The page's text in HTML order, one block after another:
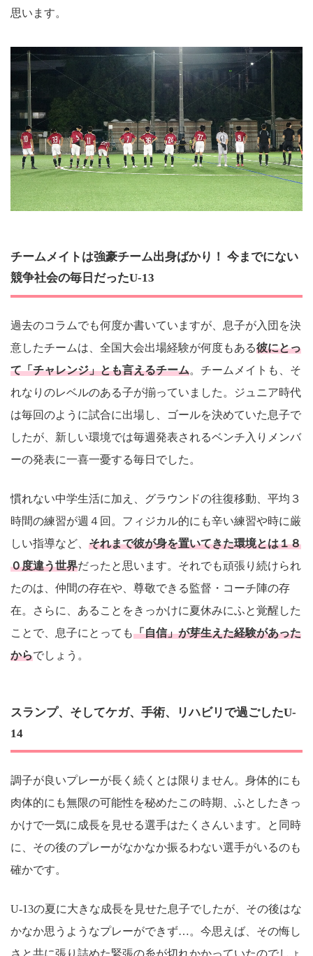
思います。
チームメイトは強豪チーム出身ばかり！ 今までにない
競争社会の毎日だったU-13
過去のコラムでも何度か書いていますが、息子が入団を決
意したチームは、全国大会出場経験が何度もある彼にとっ
て「チャレンジ」とも言えるチーム。チームメイトも、そ
れなりのレベルのある子が揃っていました。ジュニア時代
は毎回のように試合に出場し、ゴールを決めていた息子で
したが、新しい環境では毎週発表されるベンチ入りメンバ
ーの発表に一喜一憂する毎日でした。
慣れない中学生活に加え、グラウンドの往復移動、平均３
時間の練習が週４回。フィジカル的にも辛い練習や時に厳
しい指導など、 それまで彼が身を置いてきた環境とは１８
０度違う世界だったと思います。それでも頑張り続けられ
たのは、仲間の存在や、尊敬できる監督・コーチ陣の存
在。さらに、あることをきっかけに夏休みにふと覚醒した
ことで、息子にとっても「自信」が芽生えた経験があった
からでしょう。
スランプ、そしてケガ、手術、リハビリで過ごしたU-
14
調子が良いプレーが長く続くとは限りません。身体的にも
肉体的にも無限の可能性を秘めたこの時期、ふとしたきっ
かけで一気に成長を見せる選手はたくさんいます。と同時
に、その後のプレーがなかなか振るわない選手がいるのも
確かです。
U-13の夏に大きな成長を見せた息子でしたが、その後はな
かなか思うようなプレーができず…。今思えば、その悔し